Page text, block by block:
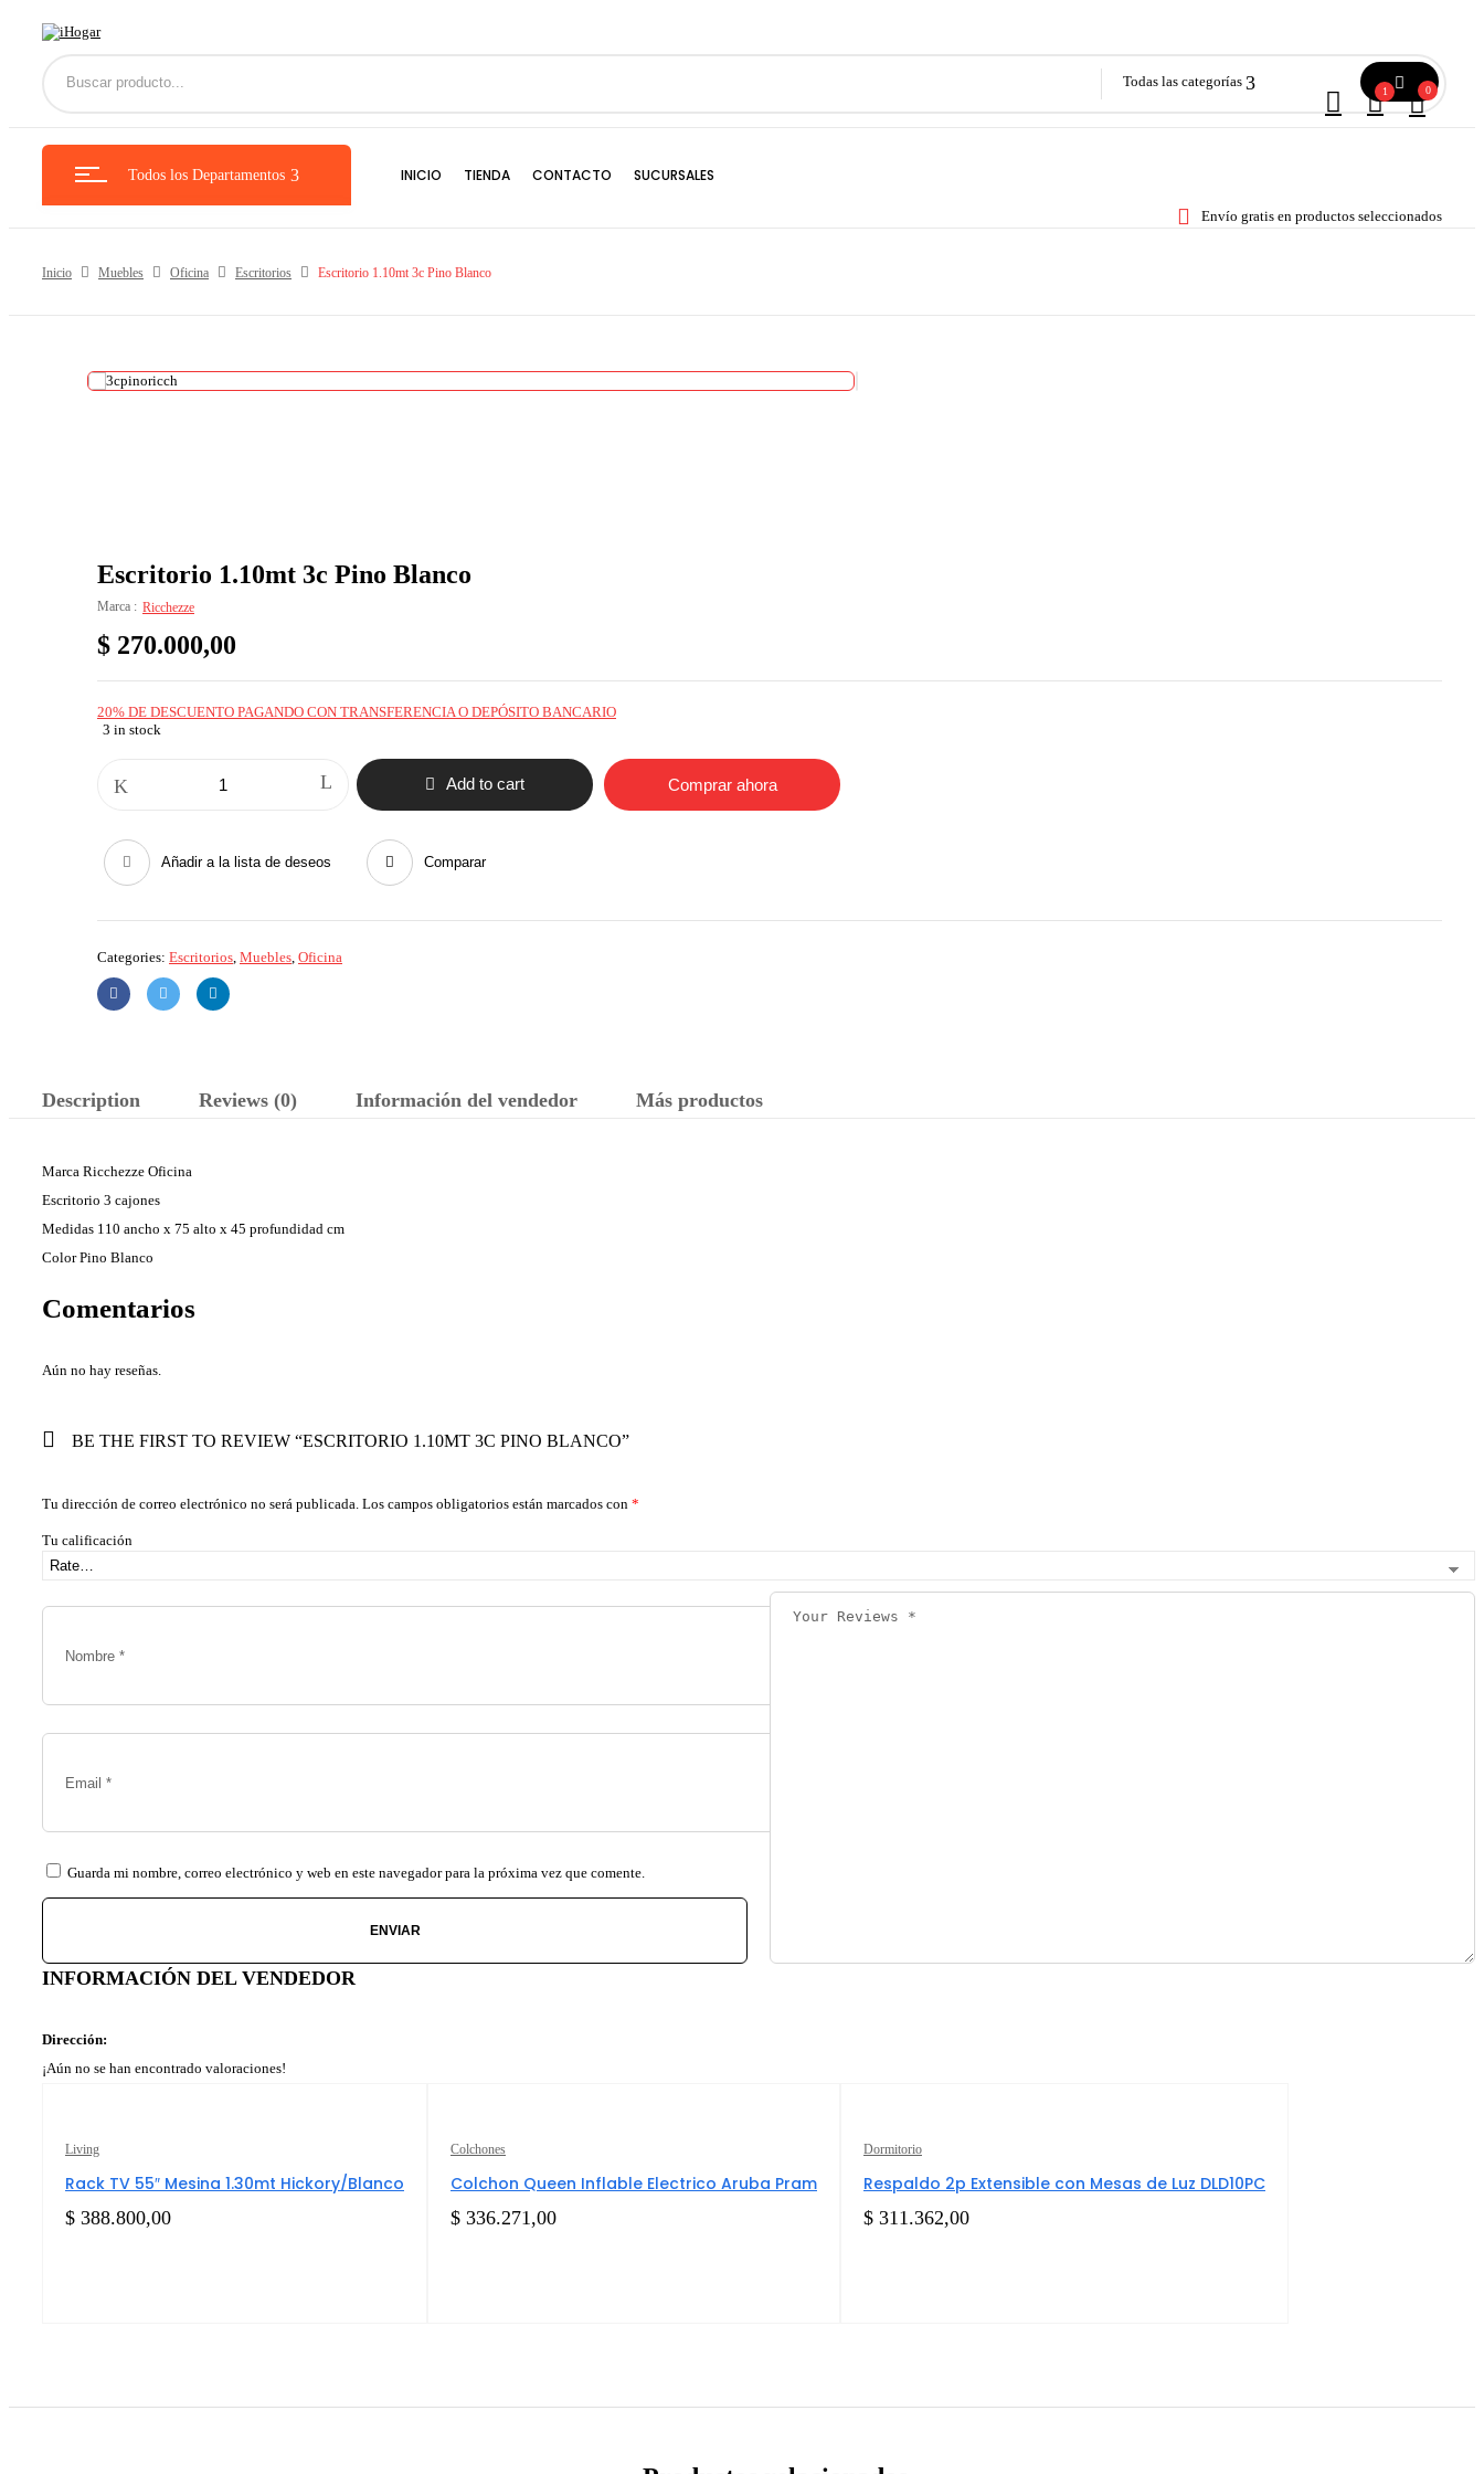
Todas las categorías
1 0
Todos los Departamentos INICIO TIENDA CONTACTO SUCURSALES
Envío gratis en productos seleccionados
Inicio Muebles Oficina Escritorios Escritorio 1.10mt 3c Pino Blanco
Escritorio 1.10mt 3c Pino Blanco
Marca : Ricchezze
$ 270.000,00
20% DE DESCUENTO PAGANDO CON TRANSFERENCIA O DEPÓSITO BANCARIO
3 in stock
1.10mt
Blanco
quantity
Add to cart Comprar ahora
Añadir a la lista de deseos Comparar
Categories: Escritorios Muebles Oficina
Description Reviews (0) Información del vendedor Más productos
Marca Ricchezze Oficina
Escritorio 3 cajones
Medidas 110 ancho x 75 alto x 45 profundidad cm
Color Pino Blanco
Comentarios
Aún no hay reseñas.
BE THE FIRST TO REVIEW “ESCRITORIO 1.10MT 3C PINO BLANCO”
Tu dirección de correo electrónico no será publicada. Los campos obligatorios están marcados con *
Tu calificación
Guarda mi nombre, correo electrónico y web en este navegador para la próxima vez que comente.
INFORMACIÓN DEL VENDEDOR
Dirección:
¡Aún no se han encontrado valoraciones!
Living
Rack TV 55″ Mesina 1.30mt Hickory/Blanco
$ 388.800,00
Colchones
Colchon Queen Inflable Electrico Aruba Pram
$ 336.271,00
Dormitorio
Respaldo 2p Extensible con Mesas de Luz DLD10PC
$ 311.362,00